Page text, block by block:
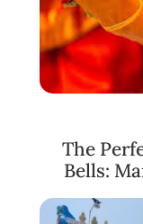
The
Bells: